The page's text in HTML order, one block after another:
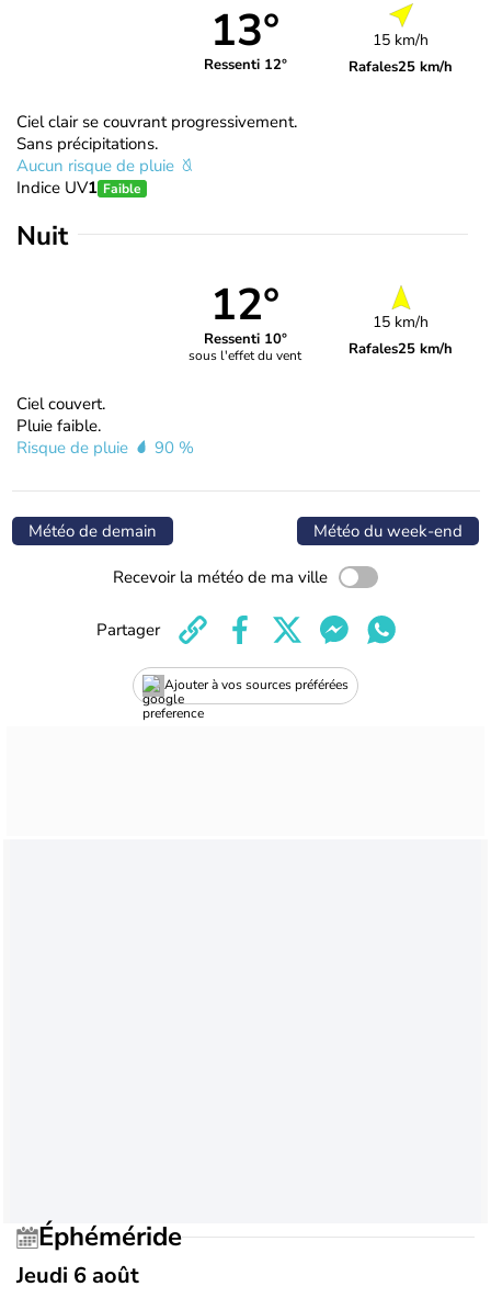
13°
Ressenti 12°
15 km/h
Rafales25 km/h
Ciel clair se couvrant progressivement.
Sans précipitations.
Aucun risque de pluie
Indice UV1 Faible
Nuit
12°
Ressenti 10°
sous l'effet du vent
15 km/h
Rafales25 km/h
Ciel couvert.
Pluie faible.
Risque de pluie
90 %
Météo de demain Météo du week-end
Recevoir la météo de ma ville
Ajouter à vos sources préférées
Partager
Éphéméride
Jeudi 6 août